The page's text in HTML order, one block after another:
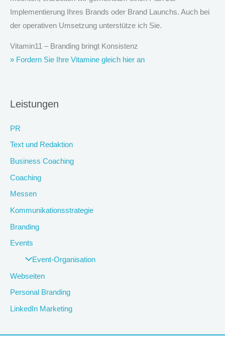
Implementierung Ihres Brands oder Brand Launchs. Auch bei
der operativen Umsetzung unterstütze ich Sie.
Vitamin11 – Branding bringt Konsistenz
» Fordern Sie Ihre Vitamine gleich hier an
Leistungen
PR
Text und Redaktion
Business Coaching
Coaching
Messen
Kommunikationsstrategie
Branding
Events
Event-Organisation
Webseiten
Personal Branding
LinkedIn Marketing